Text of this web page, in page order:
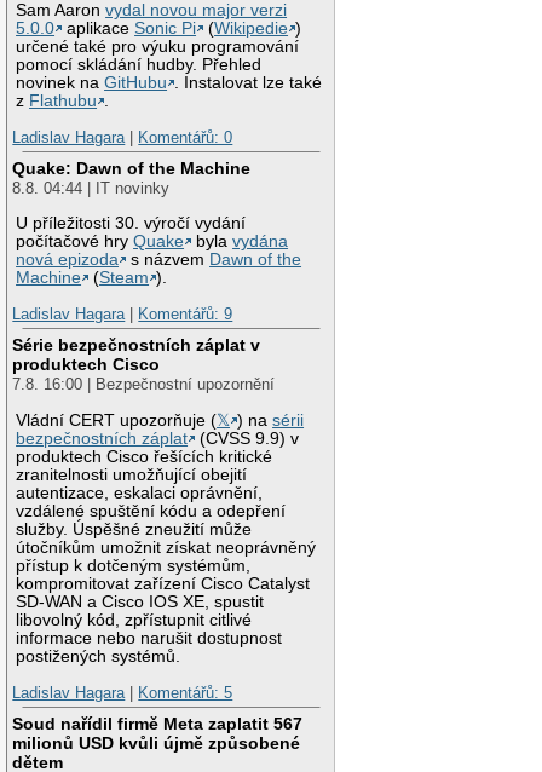
Sam Aaronvydal novou major verzi
5.0.0
aplikaceSonic Pi (Wikipedie )
určené také pro výuku programování
pomocí skládání hudby. Přehled
novinek naGitHubu . Instalovat lze také
z Flathubu .
Ladislav Hagara
Komentářů: 0
Quake: Dawn of the Machine
8.8. 04:44 | IT novinky
U příležitosti 30. výročí vydání
počítačové hryQuake bylavydána
nová epizoda
s názvem Dawn of the
Machine
(Steam ).
Ladislav Hagara
Komentářů: 9
Série bezpečnostních záplat v
produktech Cisco
7.8. 16:00 | Bezpečnostní upozornění
Vládní CERT upozorňuje (𝕏 ) nasérii
bezpečnostních záplat
(CVSS 9.9) v
produktech Cisco řešících kritické
zranitelnosti umožňující obejití
autentizace, eskalaci oprávnění,
vzdálené spuštění kódu a odepření
služby. Úspěšné zneužití může
útočníkům umožnit získat neoprávněný
přístup k dotčeným systémům,
kompromitovat zařízení Cisco Catalyst
SD-WAN a Cisco IOS XE, spustit
libovolný kód, zpřístupnit citlivé
informace nebo narušit dostupnost
postižených systémů.
Ladislav Hagara
Komentářů: 5
Soud nařídil firmě Meta zaplatit 567
milionů USD kvůli újmě způsobené
dětem